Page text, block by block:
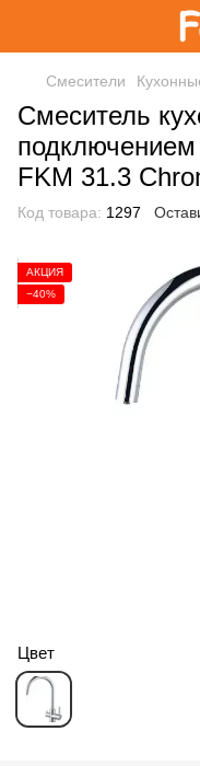
Смесители
Смеситель
FKM 31.3
Код товара: 1297
АКЦИЯ
−40%
Цвет